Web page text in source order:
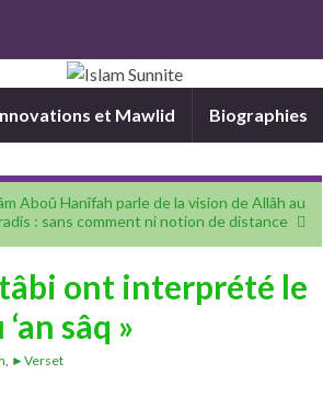
et Mawlid Biographies
Aboû Hanîfah parle de la vision de Allâh au
: sans comment ni notion de distance
ont interprété le
sâq »
►Verset